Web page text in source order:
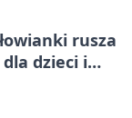
rusza
dzieci i